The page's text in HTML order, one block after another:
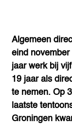
Algemeen
eind
jaar werk bij
19 jaar als
te nemen. Op
laatste
Groningen